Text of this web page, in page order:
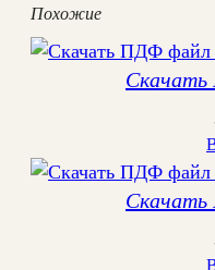
Похожие